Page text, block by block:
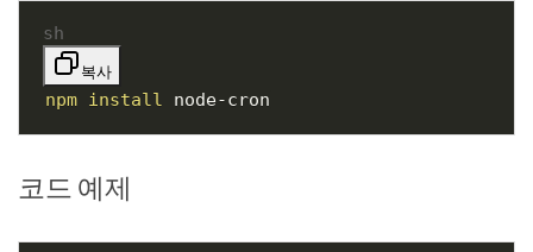
sh
복사
npm install node-cron
코드 예제